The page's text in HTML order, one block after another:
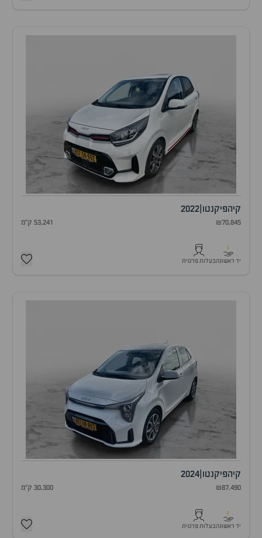
קיהפיקנטו 2022
₪70,845 53,241 ק"מ
1
יד ראשונהבעלות פרטית
קיהפיקנטו 2024
₪87,490 30,300 ק"מ
1
יד ראשונהבעלות פרטית